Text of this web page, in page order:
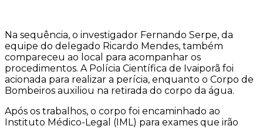
Na sequência, o investigador Fernando Serpe, da
equipe do delegado Ricardo Mendes, também
compareceu ao local para acompanhar os
procedimentos. A Polícia Científica de Ivaiporã foi
acionada para realizar a perícia, enquanto o Corpo de
Bombeiros auxiliou na retirada do corpo da água.
Após os trabalhos, o corpo foi encaminhado ao
Instituto Médico-Legal (IML) para exames que irão